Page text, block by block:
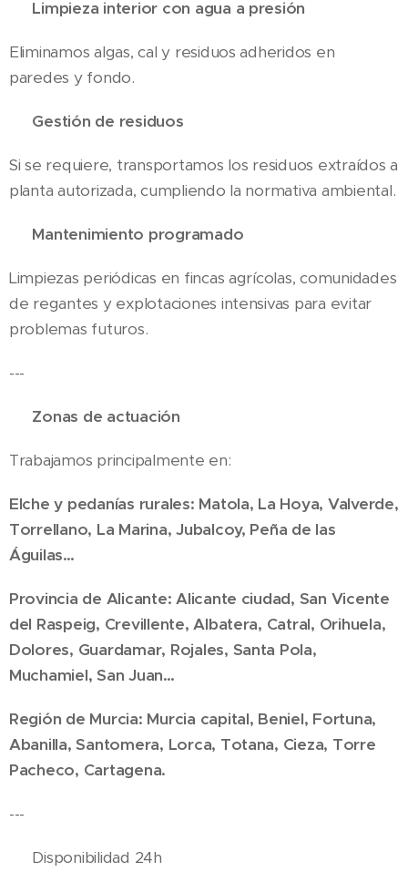
💦 Limpieza interior con agua a presión
Eliminamos algas, cal y residuos adheridos en
paredes y fondo.
♻️ Gestión de residuos
Si se requiere, transportamos los residuos extraídos a
planta autorizada, cumpliendo la normativa ambiental.
🧰 Mantenimiento programado
Limpiezas periódicas en fincas agrícolas, comunidades
de regantes y explotaciones intensivas para evitar
problemas futuros.
---
📍 Zonas de actuación
Trabajamos principalmente en:
Elche y pedanías rurales: Matola, La Hoya, Valverde,
Torrellano, La Marina, Jubalcoy, Peña de las
Águilas…
Provincia de Alicante: Alicante ciudad, San Vicente
del Raspeig, Crevillente, Albatera, Catral, Orihuela,
Dolores, Guardamar, Rojales, Santa Pola,
Muchamiel, San Juan…
Región de Murcia: Murcia capital, Beniel, Fortuna,
Abanilla, Santomera, Lorca, Totana, Cieza, Torre
Pacheco, Cartagena.
---
🕒 Disponibilidad 24h